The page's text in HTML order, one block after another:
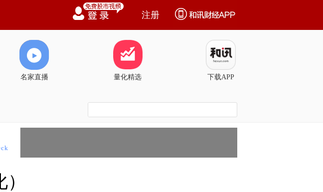
注册
名家直播 量化精选 下载APP